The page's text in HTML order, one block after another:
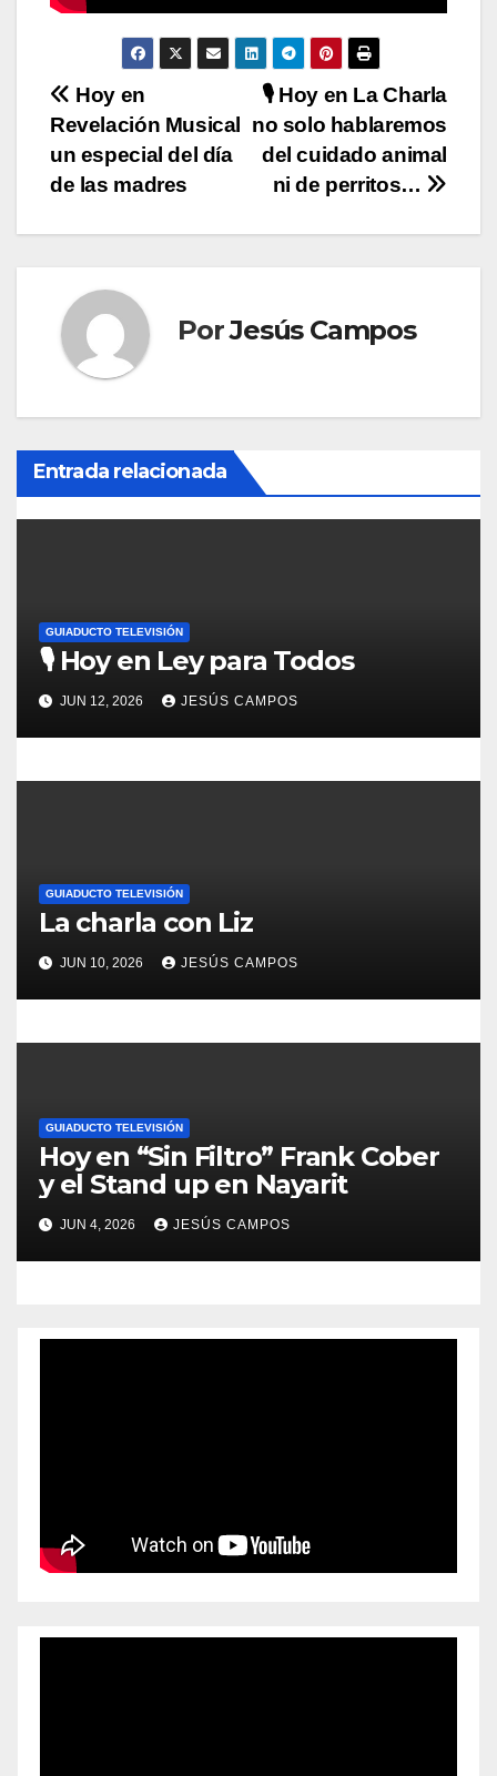
N
a
v
e
a
c
i
ó
n
e
n
t
r
d
a
s
🎙️ Hoy en La Charla
no solo hablaremos
del cuidado animal
ni de perritos…
Hoy en
Revelación Musical
un especial del día
de las madres
PorJesús Campos
Entrada relacionada
GUIADUCTO TELEVISIÓN
🎙️ Hoy en Ley para Todos
JUN 12, 2026 JESÚS CAMPOS
GUIADUCTO TELEVISIÓN
La charla con Liz
JUN 10, 2026 JESÚS CAMPOS
GUIADUCTO TELEVISIÓN
Hoy en “Sin Filtro” Frank Cober
y el Stand up en Nayarit
JUN 4, 2026 JESÚS CAMPOS